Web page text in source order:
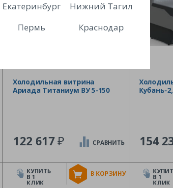
Холодильная витрина
Ариада Титаниум ВУ 5-150
122 617₽
В КОРЗИНУ
СРАВНИТЬ
КУПИТЬ
В 1
КЛИК
Кубань-
154
В 1
КЛИК
Екатеринбург
Нижний Тагил
Пермь
Краснодар